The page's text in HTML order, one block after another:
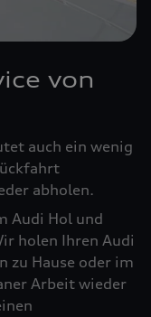
von
auch ein wenig
abholen.
Audi Hol und
holen Ihren Audi
zu Hause oder im
Arbeit wieder